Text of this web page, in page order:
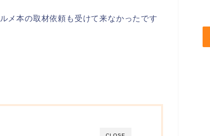
メ本の取材依頼も受けて来なかったです